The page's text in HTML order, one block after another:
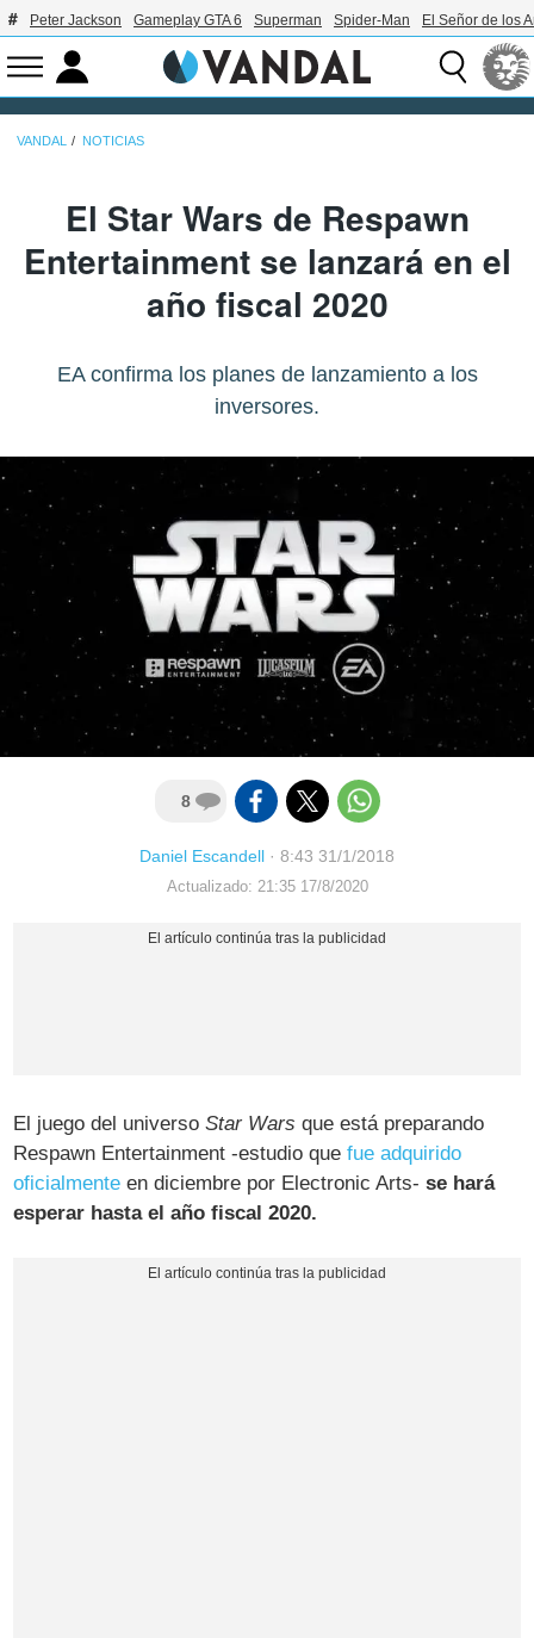
Peter Jackson Gameplay GTA 6 Superman Spider-Man El Señor de los
VANDAL NOTICIAS
El Star Wars de Respawn
Entertainment se lanzará en el
año fiscal 2020
EA confirma los planes de lanzamiento a los
inversores.
8
Daniel Escandell · 8:43 31/1/2018
Actualizado: 21:35 17/8/2020
El juego del universoStar Wars que está preparando
Respawn Entertainment -estudio quefue adquirido
oficialmente en diciembre por Electronic Arts-se hará
esperar hasta el año fiscal 2020.